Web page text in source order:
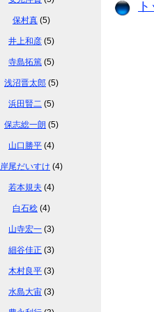
保村真 (5)
井上和彦 (5)
寺島拓篤 (5)
浅沼晋太郎 (5)
浜田賢二 (5)
保志総一朗 (5)
山口勝平 (4)
岸尾だいすけ (4)
若本規夫 (4)
白石稔 (4)
山寺宏一 (3)
細谷佳正 (3)
木村良平 (3)
水島大宙 (3)